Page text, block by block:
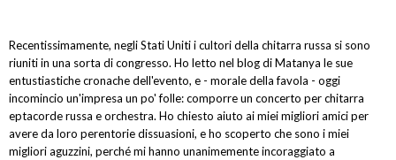
Recentissimamente, negli Stati Uniti i cultori della chitarra russa si sono
riuniti in una sorta di congresso. Ho letto nel blog di Matanya le sue
entustiastiche cronache dell'evento, e - morale della favola - oggi
incomincio un'impresa un po' folle: comporre un concerto per chitarra
eptacorde russa e orchestra. Ho chiesto aiuto ai miei migliori amici per
avere da loro perentorie dissuasioni, e ho scoperto che sono i miei
migliori aguzzini, perché mi hanno unanimemente incoraggiato a